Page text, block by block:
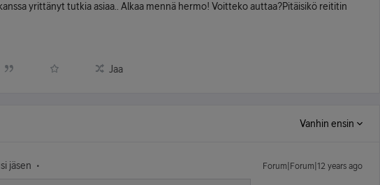
yrittänyt tutkia asiaa.. Alkaa mennä hermo! Voitteko auttaa?Pitäisikö reititin
Jaa
Vanhin ensin
jäsen Forum|Forum|12 years ago